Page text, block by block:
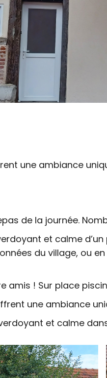
une ambiance
de la journée.
et calme
du village, ou
amis ! Sur place
une ambiance
et calme